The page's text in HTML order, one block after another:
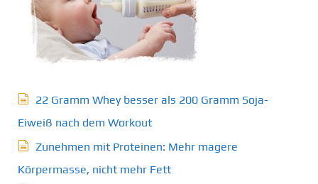
22 Gramm Whey besser als 200 Gramm Soja-
Eiweiß nach dem Workout
Zunehmen mit Proteinen: Mehr magere
Körpermasse, nicht mehr Fett